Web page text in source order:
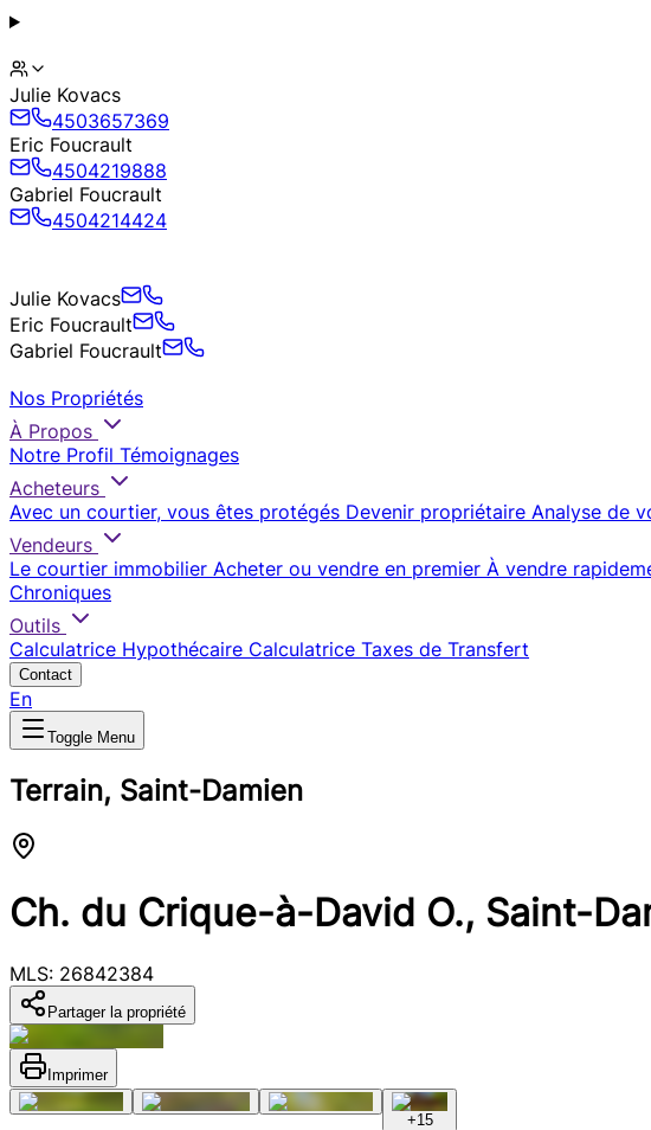
Julie Kovacs
4503657369
Eric Foucrault
4504219888
Gabriel Foucrault
4504214424
Julie Kovacs
Eric Foucrault
Gabriel Foucrault
Nos Propriétés
À Propos
Notre Profil Témoignages
Acheteurs
Avec un courtier, vous êtes protégés Devenir propriétaire Analyse de
Vendeurs
Le courtier immobilier Acheter ou vendre en premier À vendre
Chroniques
Outils
Calculatrice Hypothécaire Calculatrice Taxes de Transfert
Contact
En
Toggle Menu
Terrain, Saint-Damien
Ch. du Crique-à-David O., Saint-
MLS: 26842384
Partager la propriété
Imprimer
+15